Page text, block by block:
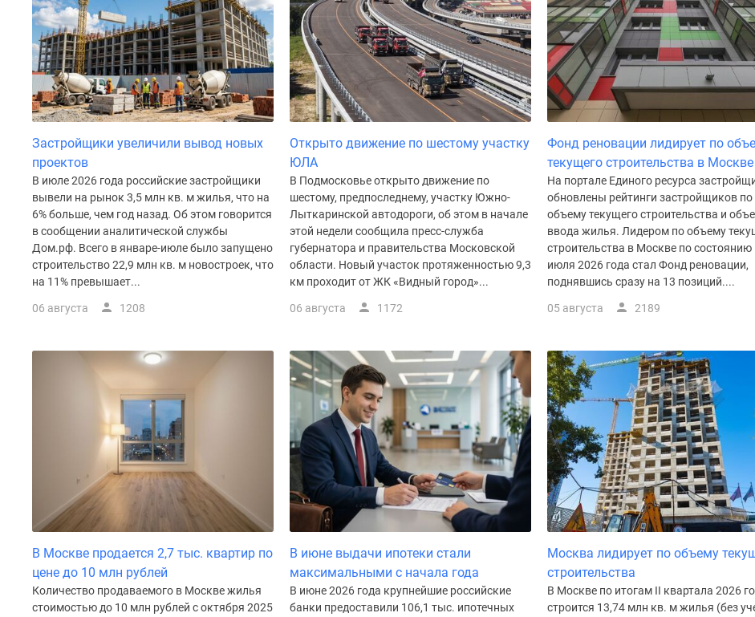
Москве
Программа
реновации
Москве
Новостройки
класса
Новостройки
бизнес-
класса
Рассрочка
Траншевая
ипотека
коттеджи
Коттеджные
поселки
Коттеджные
поселки
Застройщики увеличили вывод новых
проектов
В июле 2026 года российские застройщики
вывели на рынок 3,5 млн кв. м жилья, что на
6% больше, чем год назад. Об этом говорится
в сообщении аналитической службы
Дом.рф. Всего в январе-июле было запущено
строительство 22,9 млн кв. м новостроек, что
на 11% превышает...
06 августа 1208
Открыто движение по шестому участку
ЮЛА
В Подмосковье открыто движение по
шестому, предпоследнему, участку Южно-
Лыткаринской автодороги, об этом в начале
этой недели сообщила пресс-служба
губернатора и правительства Московской
области. Новый участок протяженностью 9,3
км проходит от ЖК «Видный город»...
06 августа 1172
Фонд реновации лидирует по
текущего строительства в Москве
На портале Единого ресурса
обновлены рейтинги застройщиков по
объему текущего строительства и
ввода жилья. Лидером по объему
строительства в Москве по состоянию
июля 2026 года стал Фонд реновации,
поднявшись сразу на 13 позиций....
05 августа 2189
В Москве продается 2,7 тыс. квартир по
цене до 10 млн рублей
Количество продаваемого в Москве жилья
стоимостью до 10 млн рублей с октября 2025
В июне выдачи ипотеки стали
максимальными с начала года
В июне 2026 года крупнейшие российские
банки предоставили 106,1 тыс. ипотечных
Москва лидирует по объему
строительства
В Москве по итогам II квартала 2026
строится 13,74 млн кв. м жилья (без